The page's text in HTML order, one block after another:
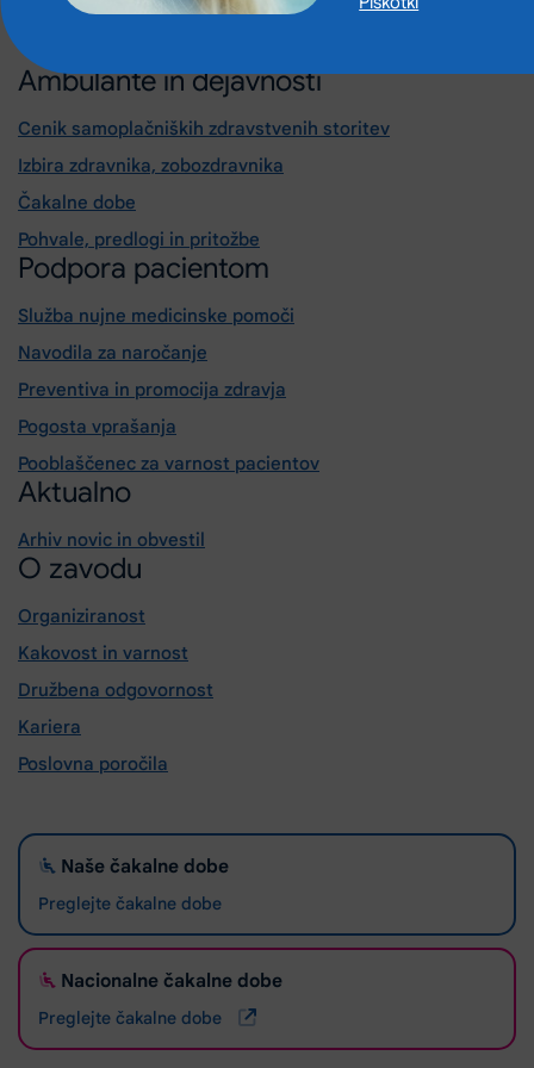
Ambulante in dejavnosti
Cenik samoplačniških zdravstvenih storitev
Izbira zdravnika, zobozdravnika
Čakalne dobe
Pohvale, predlogi in pritožbe
Podpora pacientom
Služba nujne medicinske pomoči
Navodila za naročanje
Preventiva in promocija zdravja
Pogosta vprašanja
Pooblaščenec za varnost pacientov
Aktualno
Arhiv novic in obvestil
O zavodu
Organiziranost
Kakovost in varnost
Družbena odgovornost
Kariera
Poslovna poročila
Naše čakalne dobe
Preglejte čakalne dobe
Nacionalne čakalne dobe
Preglejte čakalne dobe